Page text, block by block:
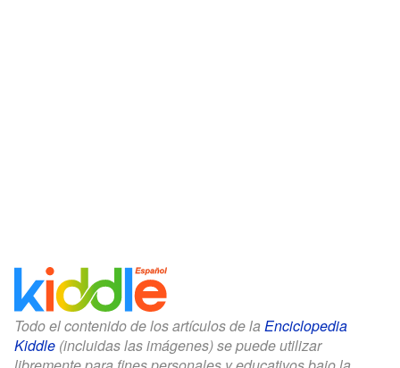
Todo el contenido de los artículos de la Enciclopedia
Kiddle (incluidas las imágenes) se puede utilizar